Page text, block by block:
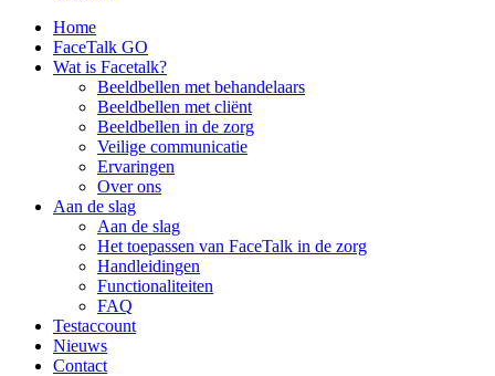
Home
FaceTalk GO
Wat is Facetalk?
Beeldbellen met behandelaars
Beeldbellen met cliënt
Beeldbellen in de zorg
Veilige communicatie
Ervaringen
Over ons
Aan de slag
Aan de slag
Het toepassen van FaceTalk in de zorg
Handleidingen
Functionaliteiten
FAQ
Testaccount
Nieuws
Contact